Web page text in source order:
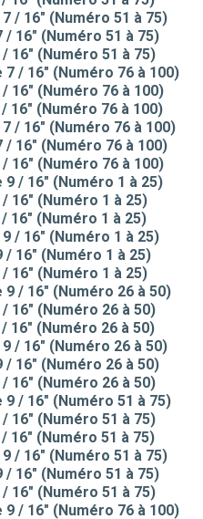
/ 16" (Numéro 51 à 75)
16" (Numéro 51 à 75)
16" (Numéro 51 à 75)
/ 16" (Numéro 76 à 100)
16" (Numéro 76 à 100)
16" (Numéro 76 à 100)
/ 16" (Numéro 76 à 100)
16" (Numéro 76 à 100)
16" (Numéro 76 à 100)
/ 16" (Numéro 1 à 25)
16" (Numéro 1 à 25)
16" (Numéro 1 à 25)
/ 16" (Numéro 1 à 25)
16" (Numéro 1 à 25)
16" (Numéro 1 à 25)
/ 16" (Numéro 26 à 50)
16" (Numéro 26 à 50)
16" (Numéro 26 à 50)
/ 16" (Numéro 26 à 50)
16" (Numéro 26 à 50)
16" (Numéro 26 à 50)
/ 16" (Numéro 51 à 75)
16" (Numéro 51 à 75)
16" (Numéro 51 à 75)
/ 16" (Numéro 51 à 75)
16" (Numéro 51 à 75)
16" (Numéro 51 à 75)
/ 16" (Numéro 76 à 100)